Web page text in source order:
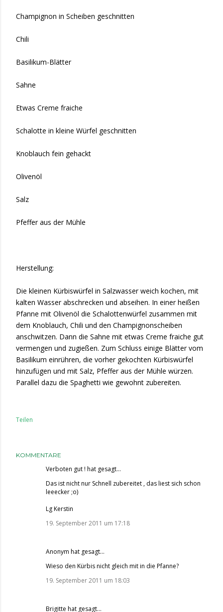
Champignon in Scheiben geschnitten
Chili
Basilikum-Blätter
Sahne
Etwas Creme fraiche
Schalotte in kleine Würfel geschnitten
Knoblauch fein gehackt
Olivenöl
Salz
Pfeffer aus der Mühle
Herstellung:
Die kleinen Kürbiswürfel in Salzwasser weich kochen, mit
kalten Wasser abschrecken und abseihen. In einer heißen
Pfanne mit Olivenöl die Schalottenwürfel zusammen mit
dem Knoblauch, Chili und den Champignonscheiben
anschwitzen. Dann die Sahne mit etwas Creme fraiche gut
vermengen und zugießen. Zum Schluss einige Blätter vom
Basilikum einrühren, die vorher gekochten Kürbiswürfel
hinzufügen und mit Salz, Pfeffer aus der Mühle würzen.
Parallel dazu die Spaghetti wie gewohnt zubereiten.
Teilen
KOMMENTARE
Verboten gut ! hat gesagt…
Das ist nicht nur Schnell zubereitet , das liest sich schon
leeecker ;o)
Lg Kerstin
19. September 2011 um 17:18
Anonym hat gesagt…
Wieso den Kürbis nicht gleich mit in die Pfanne?
19. September 2011 um 18:03
Brigitte hat gesagt…